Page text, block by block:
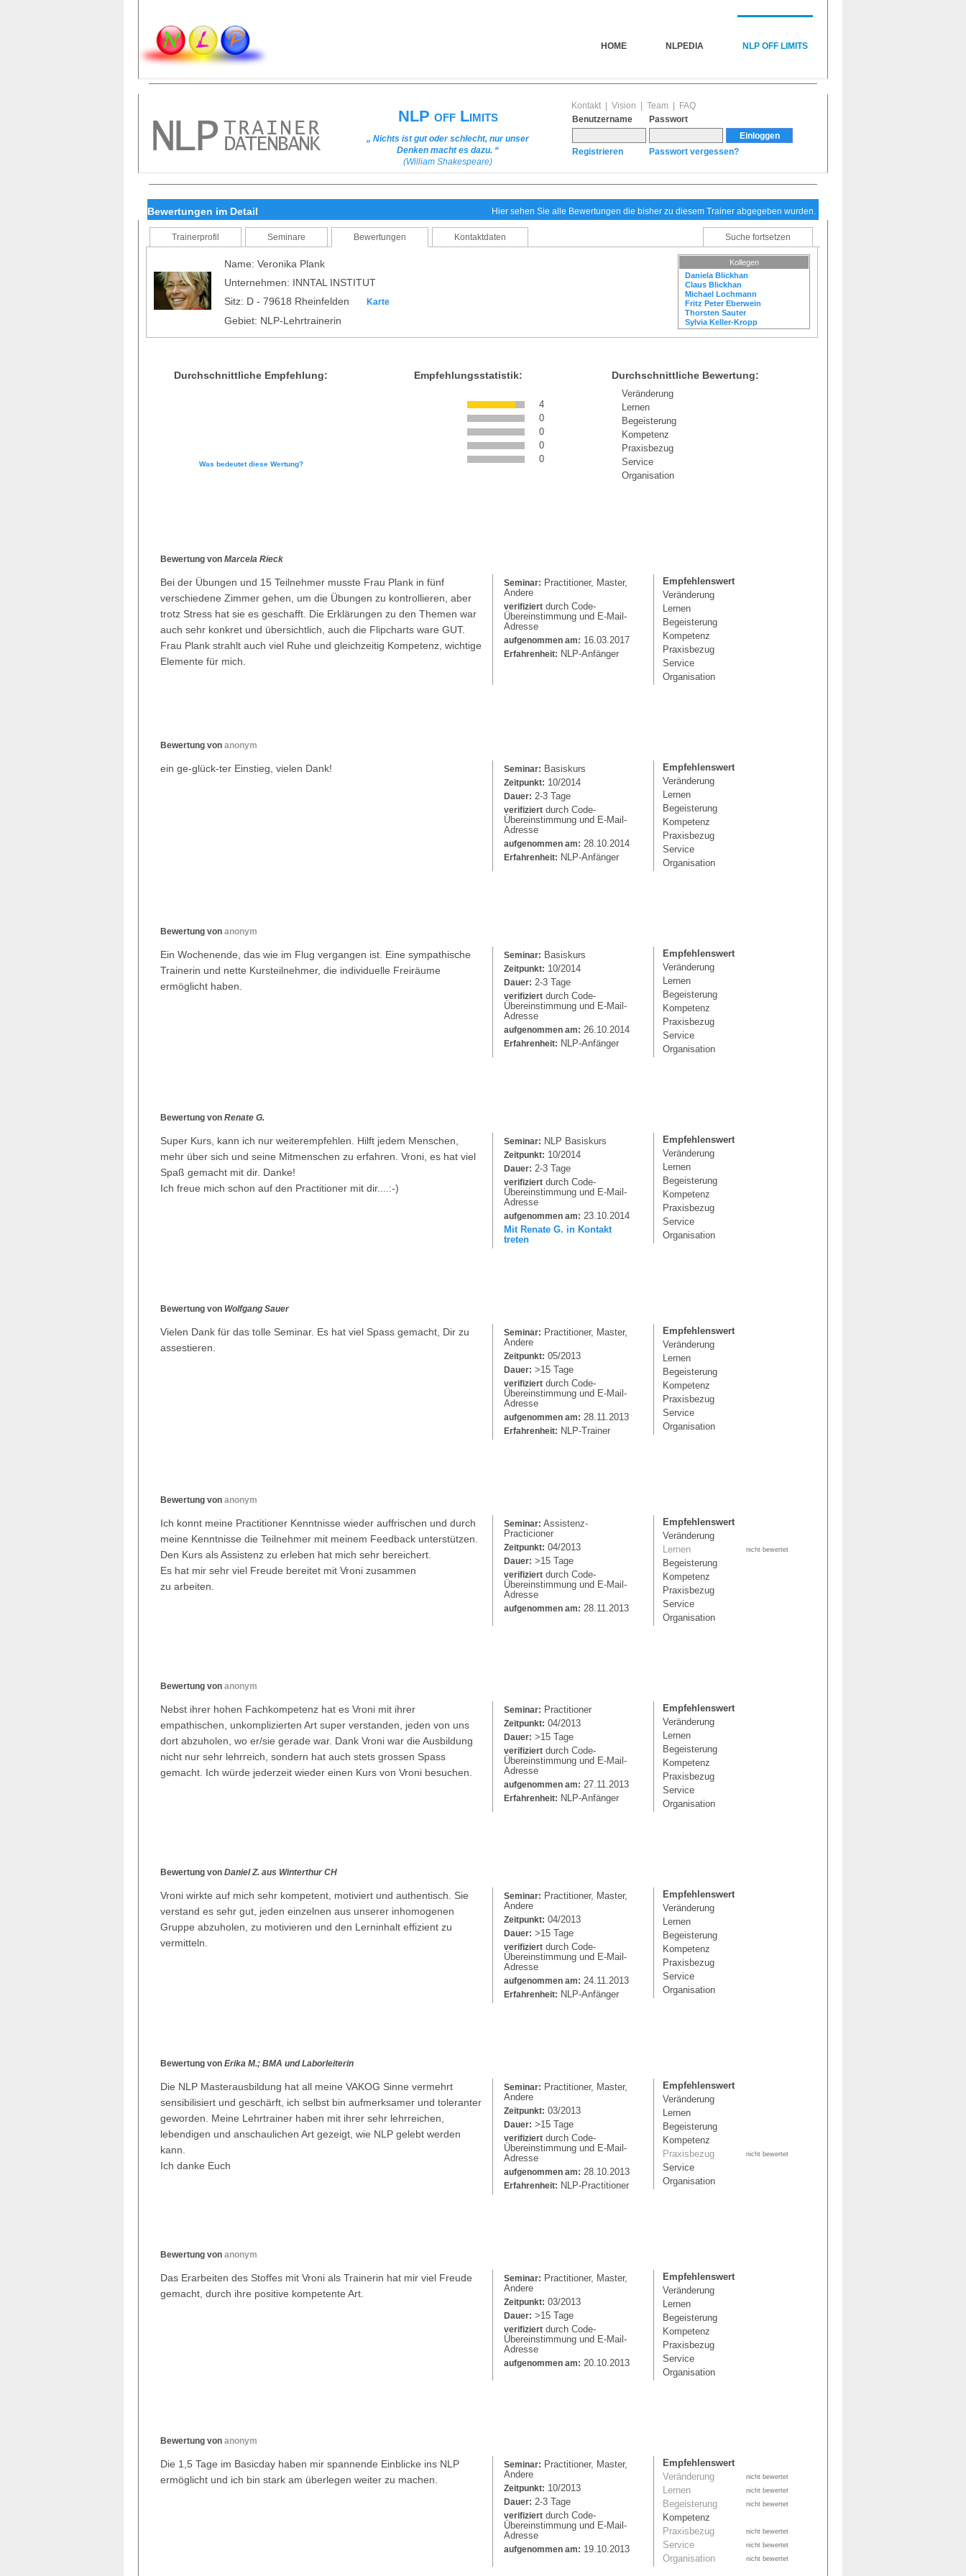
HOME NLPEDIA NLP OFF LIMITS
NLP off Limits
„ Nichts ist gut oder schlecht, nur unser
Denken macht es dazu. “
(William Shakespeare)
Kontakt Vision Team
FAQ
Benutzername
Passwort
Registrieren Passwort vergessen?
Bewertungen im Detail Hier sehen Sie alle Bewertungen die bisher zu diesem Trainer abgegeben wurden.
Trainerprofil Seminare Bewertungen Kontaktdaten Suche fortsetzen
Name: Veronika Plank
Unternehmen: INNTAL INSTITUT
Sitz: D - 79618 Rheinfelden
Karte
Gebiet: NLP-Lehrtrainerin
Kollegen
Daniela Blickhan
Claus Blickhan
Michael Lochmann
Fritz Peter Eberwein
Thorsten Sauter
Sylvia Keller-Kropp
Joerg Feuerborn
Volker Kauffmann
Durchschnittliche Empfehlung:
Was bedeutet diese Wertung?
Empfehlungsstatistik:
4
0
0
0
0
Durchschnittliche Bewertung:
Veränderung
Lernen
Begeisterung
Kompetenz
Praxisbezug
Service
Organisation
Bewertung von Marcela Rieck
Empfehlenswert
Veränderung
Lernen
Begeisterung
Kompetenz
Praxisbezug
Service
Organisation
Seminar: Practitioner, Master,
Andere
verifiziert durch Code-
Übereinstimmung und E-Mail-
Adresse
aufgenommen am: 16.03.2017
Erfahrenheit: NLP-Anfänger
Bei der Übungen und 15 Teilnehmer musste Frau Plank in fünf
verschiedene Zimmer gehen, um die Übungen zu kontrollieren, aber
trotz Stress hat sie es geschafft. Die Erklärungen zu den Themen war
auch sehr konkret und übersichtlich, auch die Flipcharts ware GUT.
Frau Plank strahlt auch viel Ruhe und gleichzeitig Kompetenz, wichtige
Elemente für mich.
Bewertung von anonym
Empfehlenswert
Veränderung
Lernen
Begeisterung
Kompetenz
Praxisbezug
Service
Organisation
Seminar: Basiskurs
Zeitpunkt: 10/2014
Dauer: 2-3 Tage
verifiziert durch Code-
Übereinstimmung und E-Mail-
Adresse
aufgenommen am: 28.10.2014
Erfahrenheit: NLP-Anfänger
ein ge-glück-ter Einstieg, vielen Dank!
Bewertung von anonym
Empfehlenswert
Veränderung
Lernen
Begeisterung
Kompetenz
Praxisbezug
Service
Organisation
Seminar: Basiskurs
Zeitpunkt: 10/2014
Dauer: 2-3 Tage
verifiziert durch Code-
Übereinstimmung und E-Mail-
Adresse
aufgenommen am: 26.10.2014
Erfahrenheit: NLP-Anfänger
Ein Wochenende, das wie im Flug vergangen ist. Eine sympathische
Trainerin und nette Kursteilnehmer, die individuelle Freiräume
ermöglicht haben.
Bewertung von Renate G.
Empfehlenswert
Veränderung
Lernen
Begeisterung
Kompetenz
Praxisbezug
Service
Organisation
Seminar: NLP Basiskurs
Zeitpunkt: 10/2014
Dauer: 2-3 Tage
verifiziert durch Code-
Übereinstimmung und E-Mail-
Adresse
aufgenommen am: 23.10.2014
Mit Renate G. in Kontakt
treten
Super Kurs, kann ich nur weiterempfehlen. Hilft jedem Menschen,
mehr über sich und seine Mitmenschen zu erfahren. Vroni, es hat viel
Spaß gemacht mit dir. Danke!
Ich freue mich schon auf den Practitioner mit dir....:-)
Bewertung von Wolfgang Sauer
Empfehlenswert
Veränderung
Lernen
Begeisterung
Kompetenz
Praxisbezug
Service
Organisation
Seminar: Practitioner, Master,
Andere
Zeitpunkt: 05/2013
Dauer: >15 Tage
verifiziert durch Code-
Übereinstimmung und E-Mail-
Adresse
aufgenommen am: 28.11.2013
Erfahrenheit: NLP-Trainer
Vielen Dank für das tolle Seminar. Es hat viel Spass gemacht, Dir zu
assestieren.
Bewertung von anonym
Empfehlenswert
Veränderung
Lernen
nicht bewertet
Begeisterung
Kompetenz
Praxisbezug
Service
Organisation
Seminar: Assistenz-
Practicioner
Zeitpunkt: 04/2013
Dauer: >15 Tage
verifiziert durch Code-
Übereinstimmung und E-Mail-
Adresse
aufgenommen am: 28.11.2013
Ich konnt meine Practitioner Kenntnisse wieder auffrischen und durch
meine Kenntnisse die Teilnehmer mit meinem Feedback unterstützen.
Den Kurs als Assistenz zu erleben hat mich sehr bereichert.
Es hat mir sehr viel Freude bereitet mit Vroni zusammen
zu arbeiten.
Bewertung von anonym
Empfehlenswert
Veränderung
Lernen
Begeisterung
Kompetenz
Praxisbezug
Service
Organisation
Seminar: Practitioner
Zeitpunkt: 04/2013
Dauer: >15 Tage
verifiziert durch Code-
Übereinstimmung und E-Mail-
Adresse
aufgenommen am: 27.11.2013
Erfahrenheit: NLP-Anfänger
Nebst ihrer hohen Fachkompetenz hat es Vroni mit ihrer
empathischen, unkomplizierten Art super verstanden, jeden von uns
dort abzuholen, wo er/sie gerade war. Dank Vroni war die Ausbildung
nicht nur sehr lehrreich, sondern hat auch stets grossen Spass
gemacht. Ich würde jederzeit wieder einen Kurs von Vroni besuchen.
Bewertung von Daniel Z. aus Winterthur CH
Empfehlenswert
Veränderung
Lernen
Begeisterung
Kompetenz
Praxisbezug
Service
Organisation
Seminar: Practitioner, Master,
Andere
Zeitpunkt: 04/2013
Dauer: >15 Tage
verifiziert durch Code-
Übereinstimmung und E-Mail-
Adresse
aufgenommen am: 24.11.2013
Erfahrenheit: NLP-Anfänger
Vroni wirkte auf mich sehr kompetent, motiviert und authentisch. Sie
verstand es sehr gut, jeden einzelnen aus unserer inhomogenen
Gruppe abzuholen, zu motivieren und den Lerninhalt effizient zu
vermitteln.
Bewertung von Erika M.; BMA und Laborleiterin
Empfehlenswert
Veränderung
Lernen
Begeisterung
Kompetenz
Praxisbezug
nicht bewertet
Service
Organisation
Seminar: Practitioner, Master,
Andere
Zeitpunkt: 03/2013
Dauer: >15 Tage
verifiziert durch Code-
Übereinstimmung und E-Mail-
Adresse
aufgenommen am: 28.10.2013
Erfahrenheit: NLP-Practitioner
Die NLP Masterausbildung hat all meine VAKOG Sinne vermehrt
sensibilisiert und geschärft, ich selbst bin aufmerksamer und toleranter
geworden. Meine Lehrtrainer haben mit ihrer sehr lehrreichen,
lebendigen und anschaulichen Art gezeigt, wie NLP gelebt werden
kann.
Ich danke Euch
Bewertung von anonym
Empfehlenswert
Veränderung
Lernen
Begeisterung
Kompetenz
Praxisbezug
Service
Organisation
Seminar: Practitioner, Master,
Andere
Zeitpunkt: 03/2013
Dauer: >15 Tage
verifiziert durch Code-
Übereinstimmung und E-Mail-
Adresse
aufgenommen am: 20.10.2013
Das Erarbeiten des Stoffes mit Vroni als Trainerin hat mir viel Freude
gemacht, durch ihre positive kompetente Art.
Bewertung von anonym
Empfehlenswert
Veränderung
nicht bewertet
Lernen nicht bewertet
Begeisterung nicht bewertet
Kompetenz
Praxisbezug
nicht bewertet
Service nicht bewertet
Organisation nicht bewertet
Seminar: Practitioner, Master,
Andere
Zeitpunkt: 10/2013
Dauer: 2-3 Tage
verifiziert durch Code-
Übereinstimmung und E-Mail-
Adresse
aufgenommen am: 19.10.2013
Die 1,5 Tage im Basicday haben mir spannende Einblicke ins NLP
ermöglicht und ich bin stark am überlegen weiter zu machen.